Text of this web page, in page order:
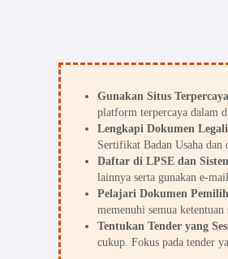
Gunakan Situs
platform terpercaya dalam
Lengkapi Dokumen
Sertifikat Badan Usaha dan
Daftar di LPSE dan
lainnya serta gunakan e-
Pelajari Dokumen
memenuhi semua ketentuan
Tentukan Tender yang
cukup. Fokus pada tender